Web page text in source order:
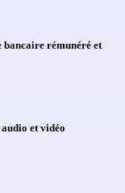
bancaire rémunéré et
et vidéo